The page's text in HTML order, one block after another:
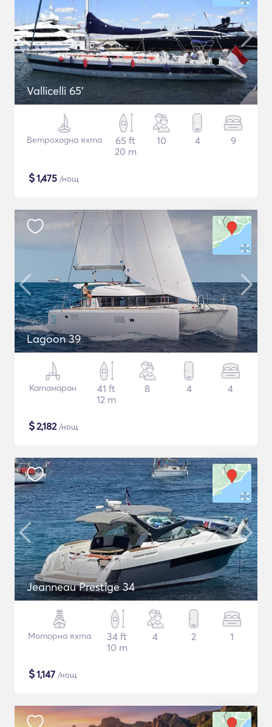
Vallicelli 65'
Ветроходна яхта
65 ft
20 m
10 4 9
$1,475 /нощ
Lagoon 39
Катамаран
41 ft
12 m
8 4 4
$2,182/нощ
Jeanneau Prestige 34
Моторна яхта
34 ft
10 m
4 2 1
$1,147 /нощ